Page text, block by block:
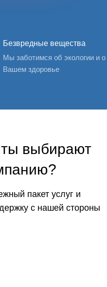
Безвредные вещества
Мы заботимся об экологии и о
Вашем здоровье
выбирают
пакет услуг и
с нашей стороны